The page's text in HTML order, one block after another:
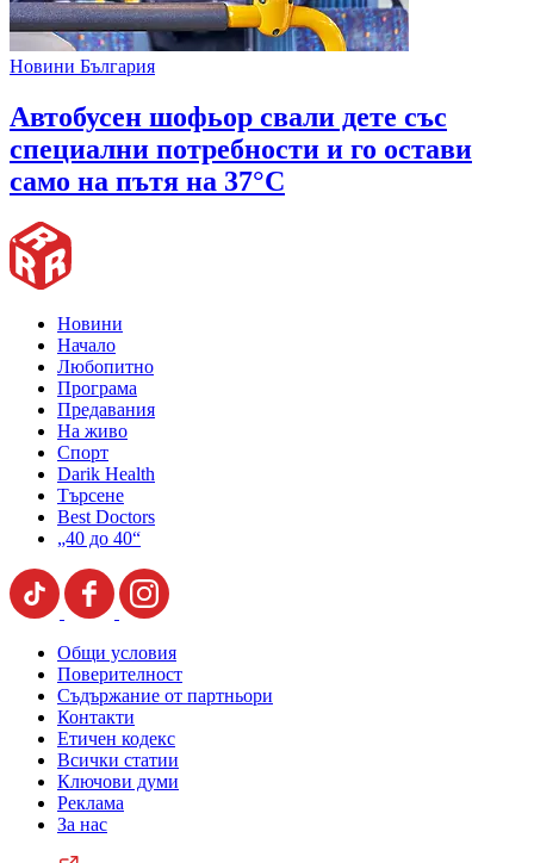
Новини България
Автобусен шофьор свали дете със
специални потребности и го остави
само на пътя на 37°C
Новини
Начало
Любопитно
Програма
Предавания
На живо
Спорт
Darik Health
Търсене
Best Doctors
„40 до 40“
Общи условия
Поверителност
Съдържание от партньори
Контакти
Етичен кодекс
Всички статии
Ключови думи
Реклама
За нас